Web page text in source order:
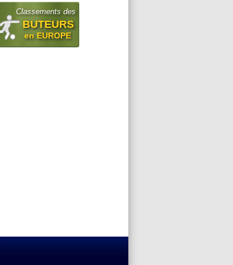
Classements des
BUTEURS
en EUROPE